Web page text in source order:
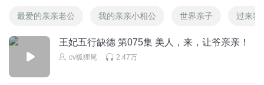
最爱的亲亲老公 我的亲亲小相公 世界亲子 过来我
王妃五行缺德 第075集 美人，来，让爷亲亲！
cv狐狸尾 2.47万